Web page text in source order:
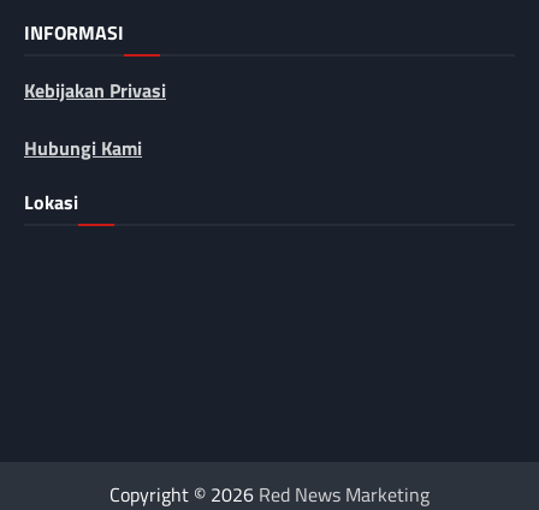
INFORMASI
Kebijakan Privasi
Hubungi Kami
Lokasi
Copyright © 2026 Red News Marketing